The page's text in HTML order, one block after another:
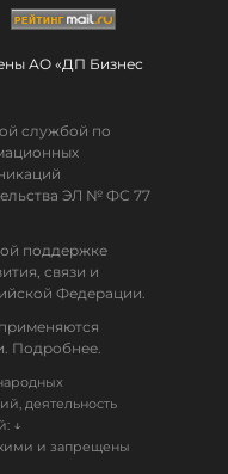
АО «ДП Бизнес
службой по
ЭЛ № ФС 77
поддержке
связи и
Федерации.
Подробнее.
деятельность
↓
и запрещены